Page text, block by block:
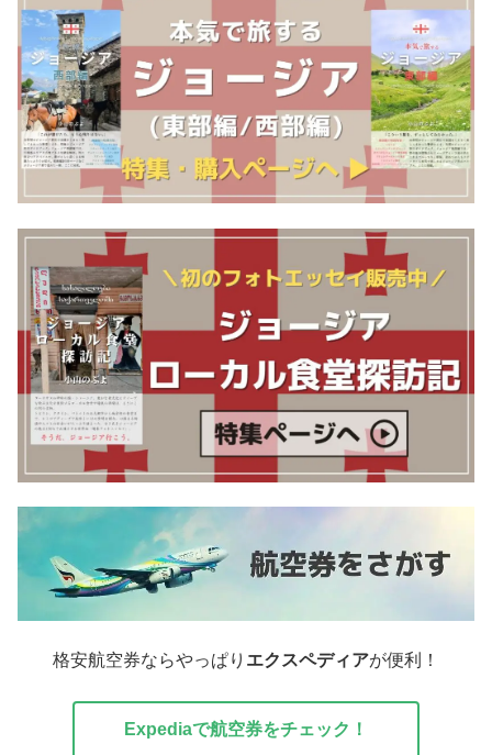
格安航空券ならやっぱり エクスペディアが便利！
Expediaで航空券をチェック！